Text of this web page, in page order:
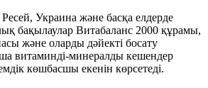
Украина және басқа елдерде
бақылаулар Витабаланс 2000 құрамы,
және оларды дәйекті босату
витаминді-минералды кешендер
көшбасшы екенін көрсетеді.